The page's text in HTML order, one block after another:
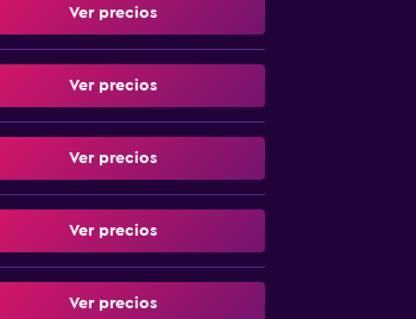
Ver precios
Ver precios
Ver precios
Ver precios
Ver precios